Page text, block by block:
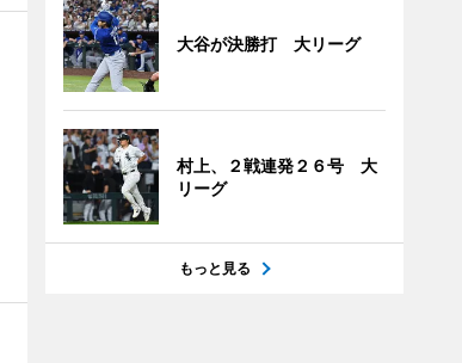
大谷が決勝打 大リーグ
村上、２戦連発２６号 大
リーグ
もっと見る